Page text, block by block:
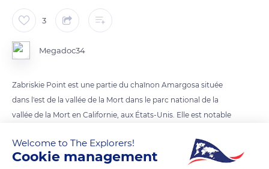
3
Megadoc34
Zabriskie Point est une partie du chaînon Amargosa située
dans l'est de la vallée de la Mort dans le parc national de la
vallée de la Mort en Californie, aux États-Unis. Elle est notable
la Death Valley, et la fréquentation touristique y est élevée.
Wikipédia
Welcome to The Explorers!
Cookie management